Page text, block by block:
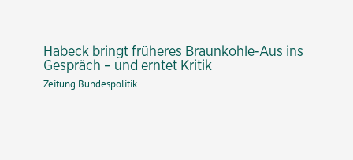
Habeck bringt früheres Braunkohle-Aus ins
Gespräch – und erntet Kritik
Zeitung Bundespolitik